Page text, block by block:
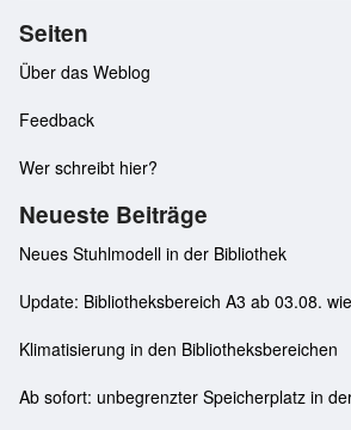
Seiten
Über das Weblog
Feedback
Wer schreibt hier?
Neueste Beiträge
Neues Stuhlmodell in der Bibliothek
Update: Bibliotheksbereich A3 ab 03.08.
Klimatisierung in den Bibliotheksbereichen
Ab sofort: unbegrenzter Speicherplatz in